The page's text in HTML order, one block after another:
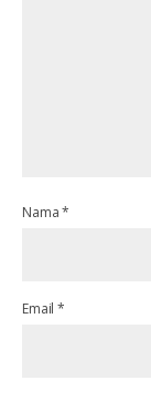
Nama*
Email*